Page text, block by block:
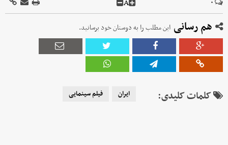
۰ A
هم رسانی این مطلب را به دوستان خود برسانید.
کلمات کلیدی: ایران فیلم سینمایی